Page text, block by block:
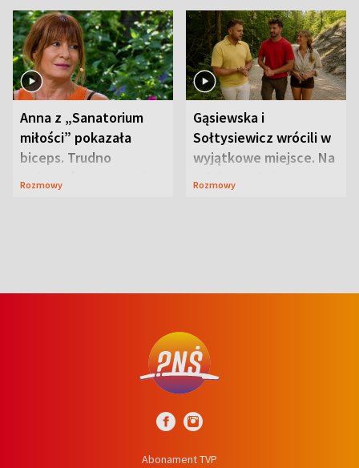
Anna z „Sanatorium
miłości” pokazała
biceps. Trudno
uwierzyć, co przeszła
Rozmowy
Gąsiewska i
Sołtysiewicz wrócili w
wyjątkowe miejsce. Na
szlaku czekał
Rozmowy
Abonament TVP